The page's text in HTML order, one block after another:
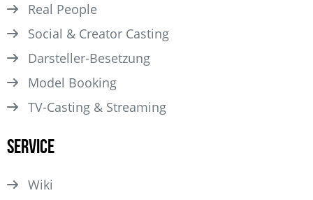
Real People
Social & Creator Casting
Darsteller­-Besetzung
Model Booking
TV-Casting & Streaming
Service
Wiki